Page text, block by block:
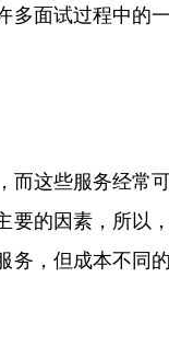
多面试过程中的
而这些服务经常
要的因素，所以
务，但成本不同